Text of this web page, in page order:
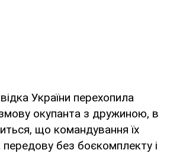
України перехопила
окупанта з дружиною, в
що командування їх
передову без боєкомплекту і